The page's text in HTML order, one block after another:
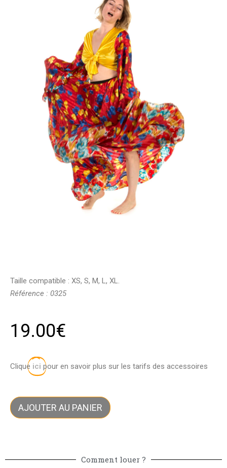
Taille compatible : XS, S, M, L, XL.
Référence : 0325
19.00€
Clique ici pour en savoir plus sur les tarifs des accessoires
AJOUTER AU PANIER
Comment louer ?